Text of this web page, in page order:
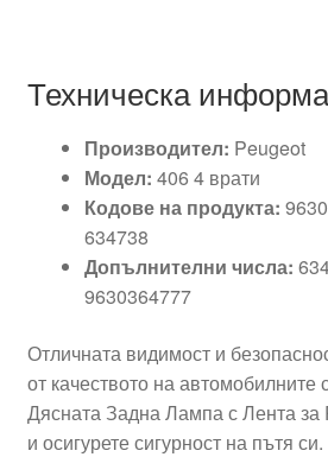
Техническа
Производител: Peugeot
Модел: 406 4 врати
Кодове на продукта:
634738
Допълнителни числа:
9630364777
Отличната видимост и
от качеството на автомобилните
Дясната Задна Лампа с Лента за
и осигурете сигурност на пътя си.